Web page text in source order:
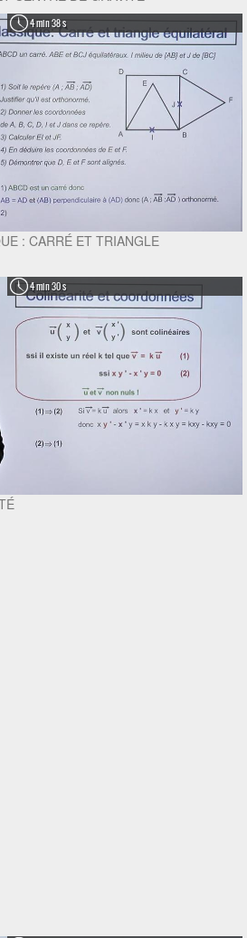
4 min 38 s
: CARRÉ ET TRIANGLE
4 min 30 s